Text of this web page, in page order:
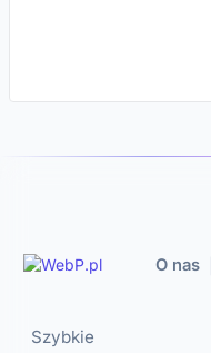
Szybkie
O nas